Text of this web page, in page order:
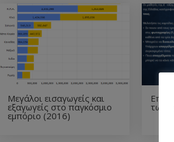
Μεγάλοι εισαγωγείς και
εξαγωγείς στο παγκόσμιο
εμπόριο (2016)
των